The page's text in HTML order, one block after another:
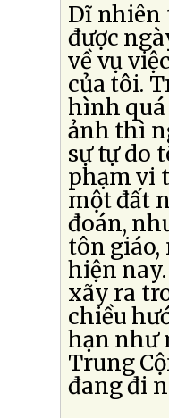
Dĩ nhiên
được
về vụ
của tôi.
hình quá
ảnh thì
sự tự do
phạm vi
một đất
đoán,
tôn giáo,
hiện
xãy ra
chiều
hạn như
Trung
đang đi